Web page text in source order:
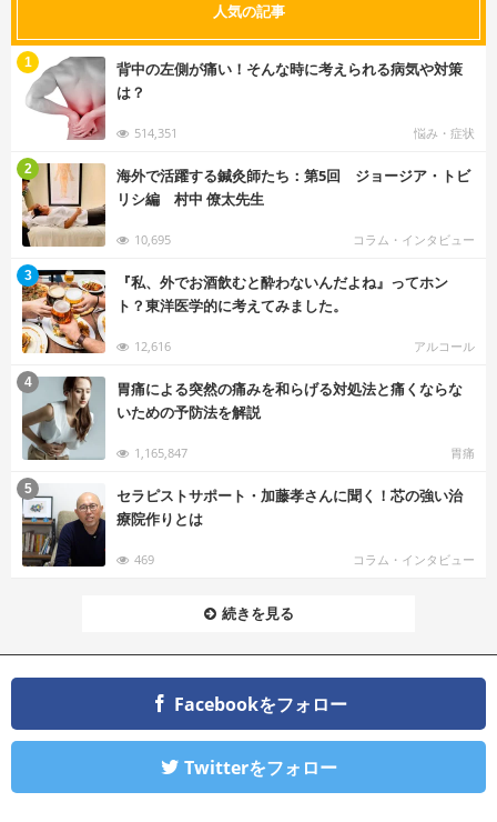
人気の記事
背中の左側が痛い！そんな時に考えられる病気や対策
は？
514,351 悩み・症状
1
海外で活躍する鍼灸師たち：第5回 ジョージア・トビ
リシ編 村中 僚太先生
10,695 コラム・インタビュー
2
『私、外でお酒飲むと酔わないんだよね』ってホン
ト？東洋医学的に考えてみました。
12,616 アルコール
3
胃痛による突然の痛みを和らげる対処法と痛くならな
いための予防法を解説
1,165,847 胃痛
4
セラピストサポート・加藤孝さんに聞く！芯の強い治
療院作りとは
469 コラム・インタビュー
5
続きを見る
Facebookをフォロー
Twitterをフォロー